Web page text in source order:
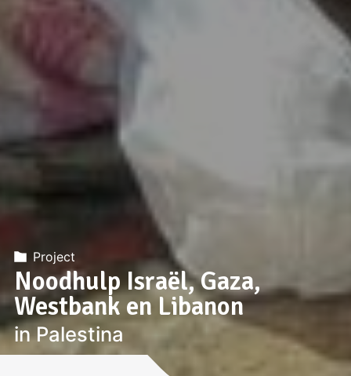
Project
Noodhulp Israël, Gaza,
Westbank en Libanon
in Palestina